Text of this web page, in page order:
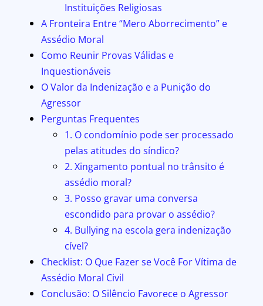
Instituições Religiosas
A Fronteira Entre “Mero Aborrecimento” e
Assédio Moral
Como Reunir Provas Válidas e
Inquestionáveis
O Valor da Indenização e a Punição do
Agressor
Perguntas Frequentes
1. O condomínio pode ser processado
pelas atitudes do síndico?
2. Xingamento pontual no trânsito é
assédio moral?
3. Posso gravar uma conversa
escondido para provar o assédio?
4. Bullying na escola gera indenização
cível?
Checklist: O Que Fazer se Você For Vítima de
Assédio Moral Civil
Conclusão: O Silêncio Favorece o Agressor